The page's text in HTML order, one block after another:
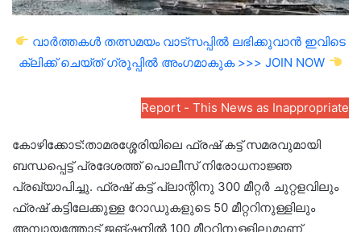
വാർത്തകൾ തത്സമയം വാട്സപ്പിൽ ലഭിക്കുവാൻ ഇവിടെ
ക്ലിക്ക് ചെയ്ത് ഗ്രൂപ്പിൽ അംഗമാകുക >>> JOIN NOW
Report - This News as Inappropriate
കോഴിക്കോട്:താമരശ്ശേരിയിലെ ഫ്രഷ് കട്ട് സമരവുമായി
ബന്ധപ്പെട്ട് പ്രദേശത്ത് പൊലീസ് നിരോധനാജ്ഞ
പ്രഖ്യാപിച്ചു. ഫ്രഷ് കട്ട് പ്ലാന്റിനു 300 മീറ്റർ ചുറ്റളവിലും
ഫ്രഷ് കട്ടിലേക്കുള്ള റോഡുകളുടെ 50 മീറ്ററിനുള്ളിലും
അമ്പായത്തോട് ജങ്ഷനിൽ 100 മീറ്ററിനുള്ളിലുമാണ്